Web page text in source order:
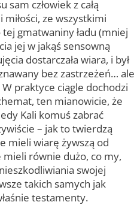
sam człowiek z całą
ze wszystkimi
gmatwaniny ładu (mniej
jej w jakąś sensowną
dostarczała wiara, i był
bez zastrzeżeń… ale
praktyce ciągle dochodzi
ten mianowicie, że
Kali komuś zabrać
– jak to twierdzą
mieli wiarę żywszą od
równie dużo, co my,
swojej
takich samych jak
testamenty.